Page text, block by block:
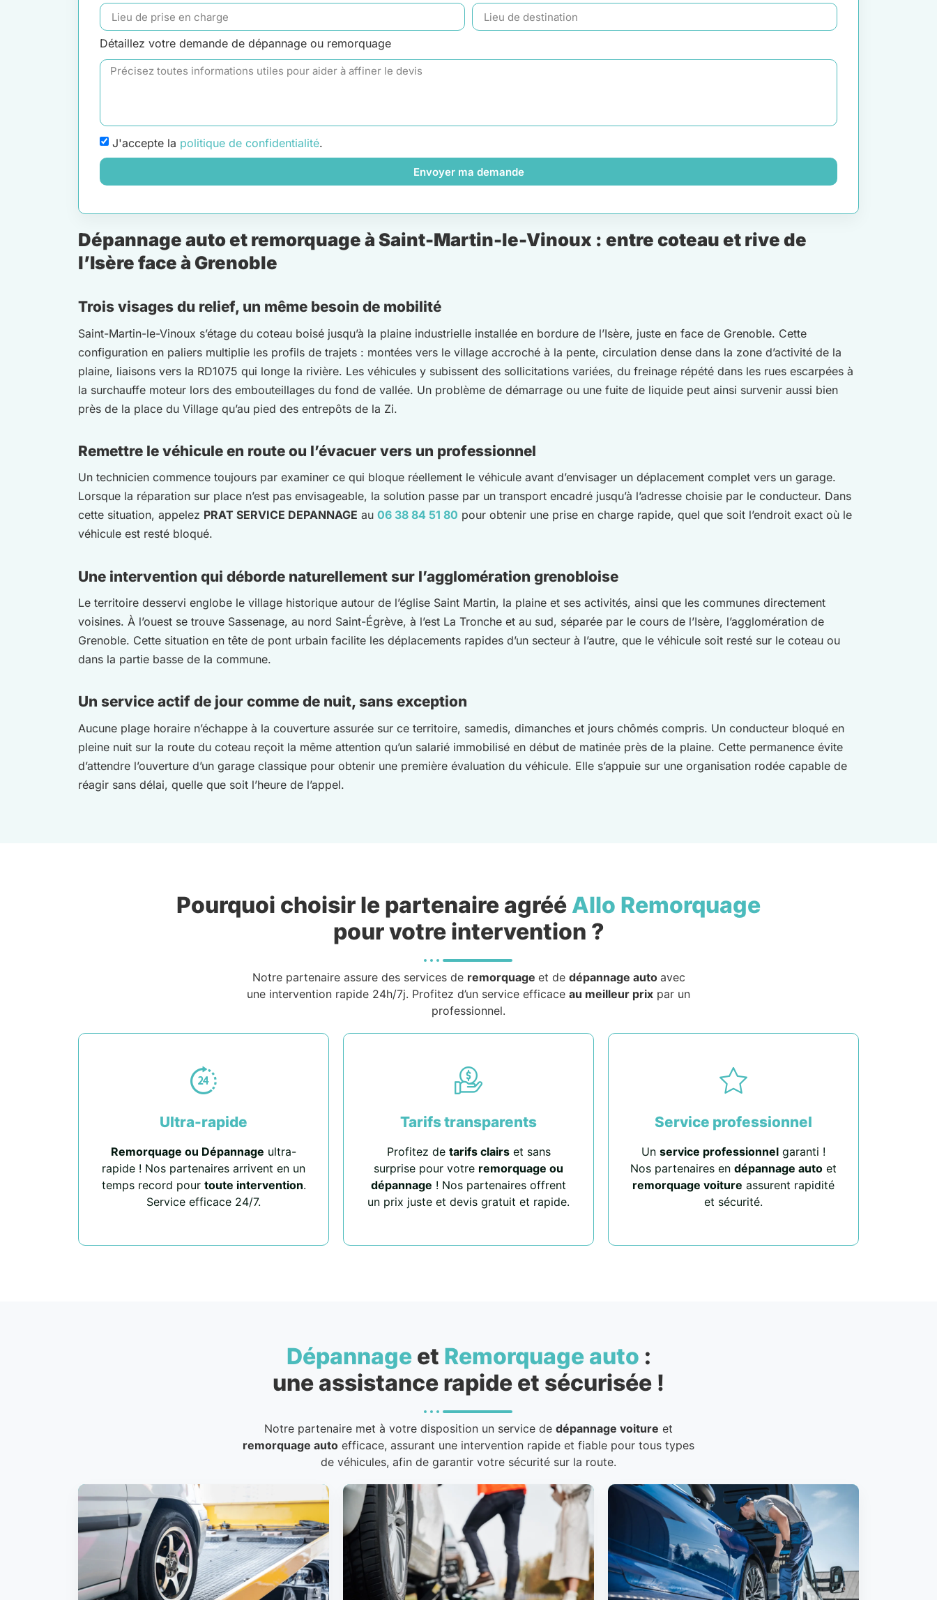
Détaillez votre demande de dépannage ou remorquage
J'accepte la politique de confidentialité.
Envoyer ma demande
Dépannage auto et remorquage à Saint-Martin-le-Vinoux : entre coteau et rive de
l’Isère face à Grenoble
Trois visages du relief, un même besoin de mobilité
Saint-Martin-le-Vinoux s’étage du coteau boisé jusqu’à la plaine industrielle installée en bordure de l’Isère, juste en face de Grenoble. Cette
configuration en paliers multiplie les profils de trajets : montées vers le village accroché à la pente, circulation dense dans la zone d’activité de la
plaine, liaisons vers la RD1075 qui longe la rivière. Les véhicules y subissent des sollicitations variées, du freinage répété dans les rues escarpées à
la surchauffe moteur lors des embouteillages du fond de vallée. Un problème de démarrage ou une fuite de liquide peut ainsi survenir aussi bien
près de la place du Village qu’au pied des entrepôts de la Zi.
Remettre le véhicule en route ou l’évacuer vers un professionnel
Un technicien commence toujours par examiner ce qui bloque réellement le véhicule avant d’envisager un déplacement complet vers un garage.
Lorsque la réparation sur place n’est pas envisageable, la solution passe par un transport encadré jusqu’à l’adresse choisie par le conducteur. Dans
cette situation, appelez PRAT SERVICE DEPANNAGE au 06 38 84 51 80 pour obtenir une prise en charge rapide, quel que soit l’endroit exact où le
véhicule est resté bloqué.
Une intervention qui déborde naturellement sur l’agglomération grenobloise
Le territoire desservi englobe le village historique autour de l’église Saint Martin, la plaine et ses activités, ainsi que les communes directement
voisines. À l’ouest se trouve Sassenage, au nord Saint-Égrève, à l’est La Tronche et au sud, séparée par le cours de l’Isère, l’agglomération de
Grenoble. Cette situation en tête de pont urbain facilite les déplacements rapides d’un secteur à l’autre, que le véhicule soit resté sur le coteau ou
dans la partie basse de la commune.
Un service actif de jour comme de nuit, sans exception
Aucune plage horaire n’échappe à la couverture assurée sur ce territoire, samedis, dimanches et jours chômés compris. Un conducteur bloqué en
pleine nuit sur la route du coteau reçoit la même attention qu’un salarié immobilisé en début de matinée près de la plaine. Cette permanence évite
d’attendre l’ouverture d’un garage classique pour obtenir une première évaluation du véhicule. Elle s’appuie sur une organisation rodée capable de
réagir sans délai, quelle que soit l’heure de l’appel.
Pourquoi choisir le partenaire agréé Allo Remorquage
pour votre intervention ?
Notre partenaire assure des services de remorquage et de dépannage auto avec
une intervention rapide 24h/7j. Profitez d’un service efficace au meilleur prix par un
professionnel.
Ultra-rapide
Remorquage ou Dépannage ultra-
rapide ! Nos partenaires arrivent en un
temps record pour toute intervention.
Service efficace 24/7.
Tarifs transparents
Profitez de tarifs clairset sans
surprise pour votre remorquage ou
dépannage ! Nos partenaires offrent
un prix juste et devis gratuit et rapide.
Service professionnel
Un service professionnel garanti !
Nos partenaires en dépannage auto et
remorquage voiture assurent rapidité
et sécurité.
Dépannageet Remorquage auto :
une assistance rapide et sécurisée !
Notre partenaire met à votre disposition un service de dépannage voiture et
remorquage auto efficace, assurant une intervention rapide et fiable pour tous types
de véhicules, afin de garantir votre sécurité sur la route.